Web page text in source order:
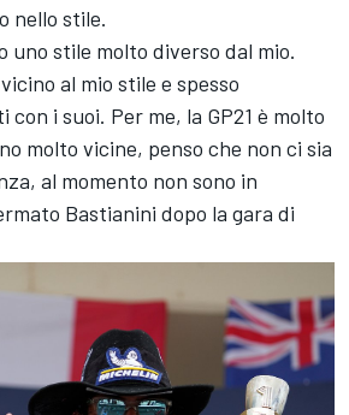
nello stile.
uno stile molto diverso dal mio.
al mio stile e spesso
i suoi. Per me, la GP21 è molto
molto vicine, penso che non ci sia
al momento non sono in
Bastianini dopo la gara di